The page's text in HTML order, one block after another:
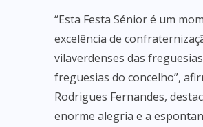
“Esta Festa Sénior é um
excelência de
vilaverdenses das
freguesias do concelho”,
Rodrigues Fernandes,
enorme alegria e a